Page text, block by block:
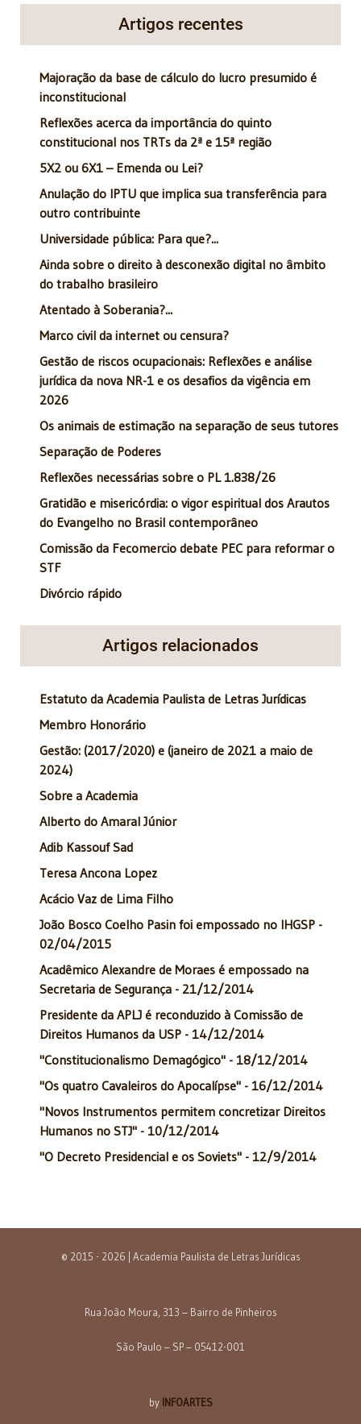
Artigos recentes
Majoração da base de cálculo do lucro presumido é
inconstitucional
Reflexões acerca da importância do quinto
constitucional nos TRTs da 2ª e 15ª região
5X2 ou 6X1 – Emenda ou Lei?
Anulação do IPTU que implica sua transferência para
outro contribuinte
Universidade pública: Para que?...
Ainda sobre o direito à desconexão digital no âmbito
do trabalho brasileiro
Atentado à Soberania?...
Marco civil da internet ou censura?
Gestão de riscos ocupacionais: Reflexões e análise
jurídica da nova NR-1 e os desafios da vigência em
2026
Os animais de estimação na separação de seus tutores
Separação de Poderes
Reflexões necessárias sobre o PL 1.838/26
Gratidão e misericórdia: o vigor espiritual dos Arautos
do Evangelho no Brasil contemporâneo
Comissão da Fecomercio debate PEC para reformar o
STF
Divórcio rápido
Artigos relacionados
Estatuto da Academia Paulista de Letras Jurídicas
Membro Honorário
Gestão: (2017/2020) e (janeiro de 2021 a maio de
2024)
Sobre a Academia
Alberto do Amaral Júnior
Adib Kassouf Sad
Teresa Ancona Lopez
Acácio Vaz de Lima Filho
João Bosco Coelho Pasin foi empossado no IHGSP -
02/04/2015
Acadêmico Alexandre de Moraes é empossado na
Secretaria de Segurança - 21/12/2014
Presidente da APLJ é reconduzido à Comissão de
Direitos Humanos da USP - 14/12/2014
"Constitucionalismo Demagógico" - 18/12/2014
"Os quatro Cavaleiros do Apocalípse" - 16/12/2014
"Novos Instrumentos permitem concretizar Direitos
Humanos no STJ" - 10/12/2014
"O Decreto Presidencial e os Soviets" - 12/9/2014
© 2015 - 2026 | Academia Paulista de Letras Jurídicas
Rua João Moura, 313 – Bairro de Pinheiros
São Paulo – SP – 05412-001
by INFOARTES